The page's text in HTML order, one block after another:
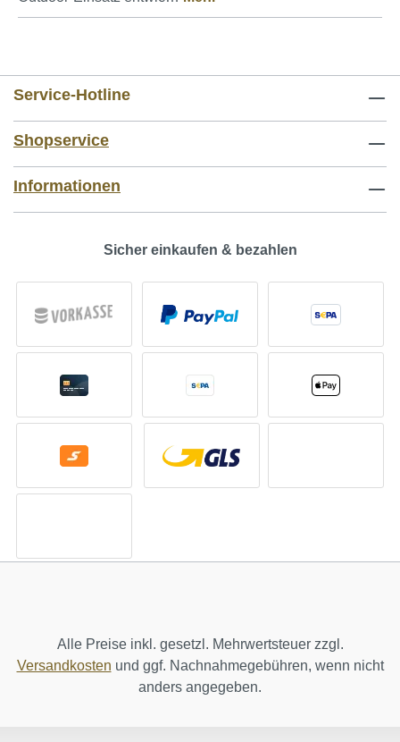
Service-Hotline
Shopservice
Informationen
Sicher einkaufen & bezahlen
Alle Preise inkl. gesetzl. Mehrwertsteuer zzgl.
Versandkosten und ggf. Nachnahmegebühren, wenn nicht
anders angegeben.